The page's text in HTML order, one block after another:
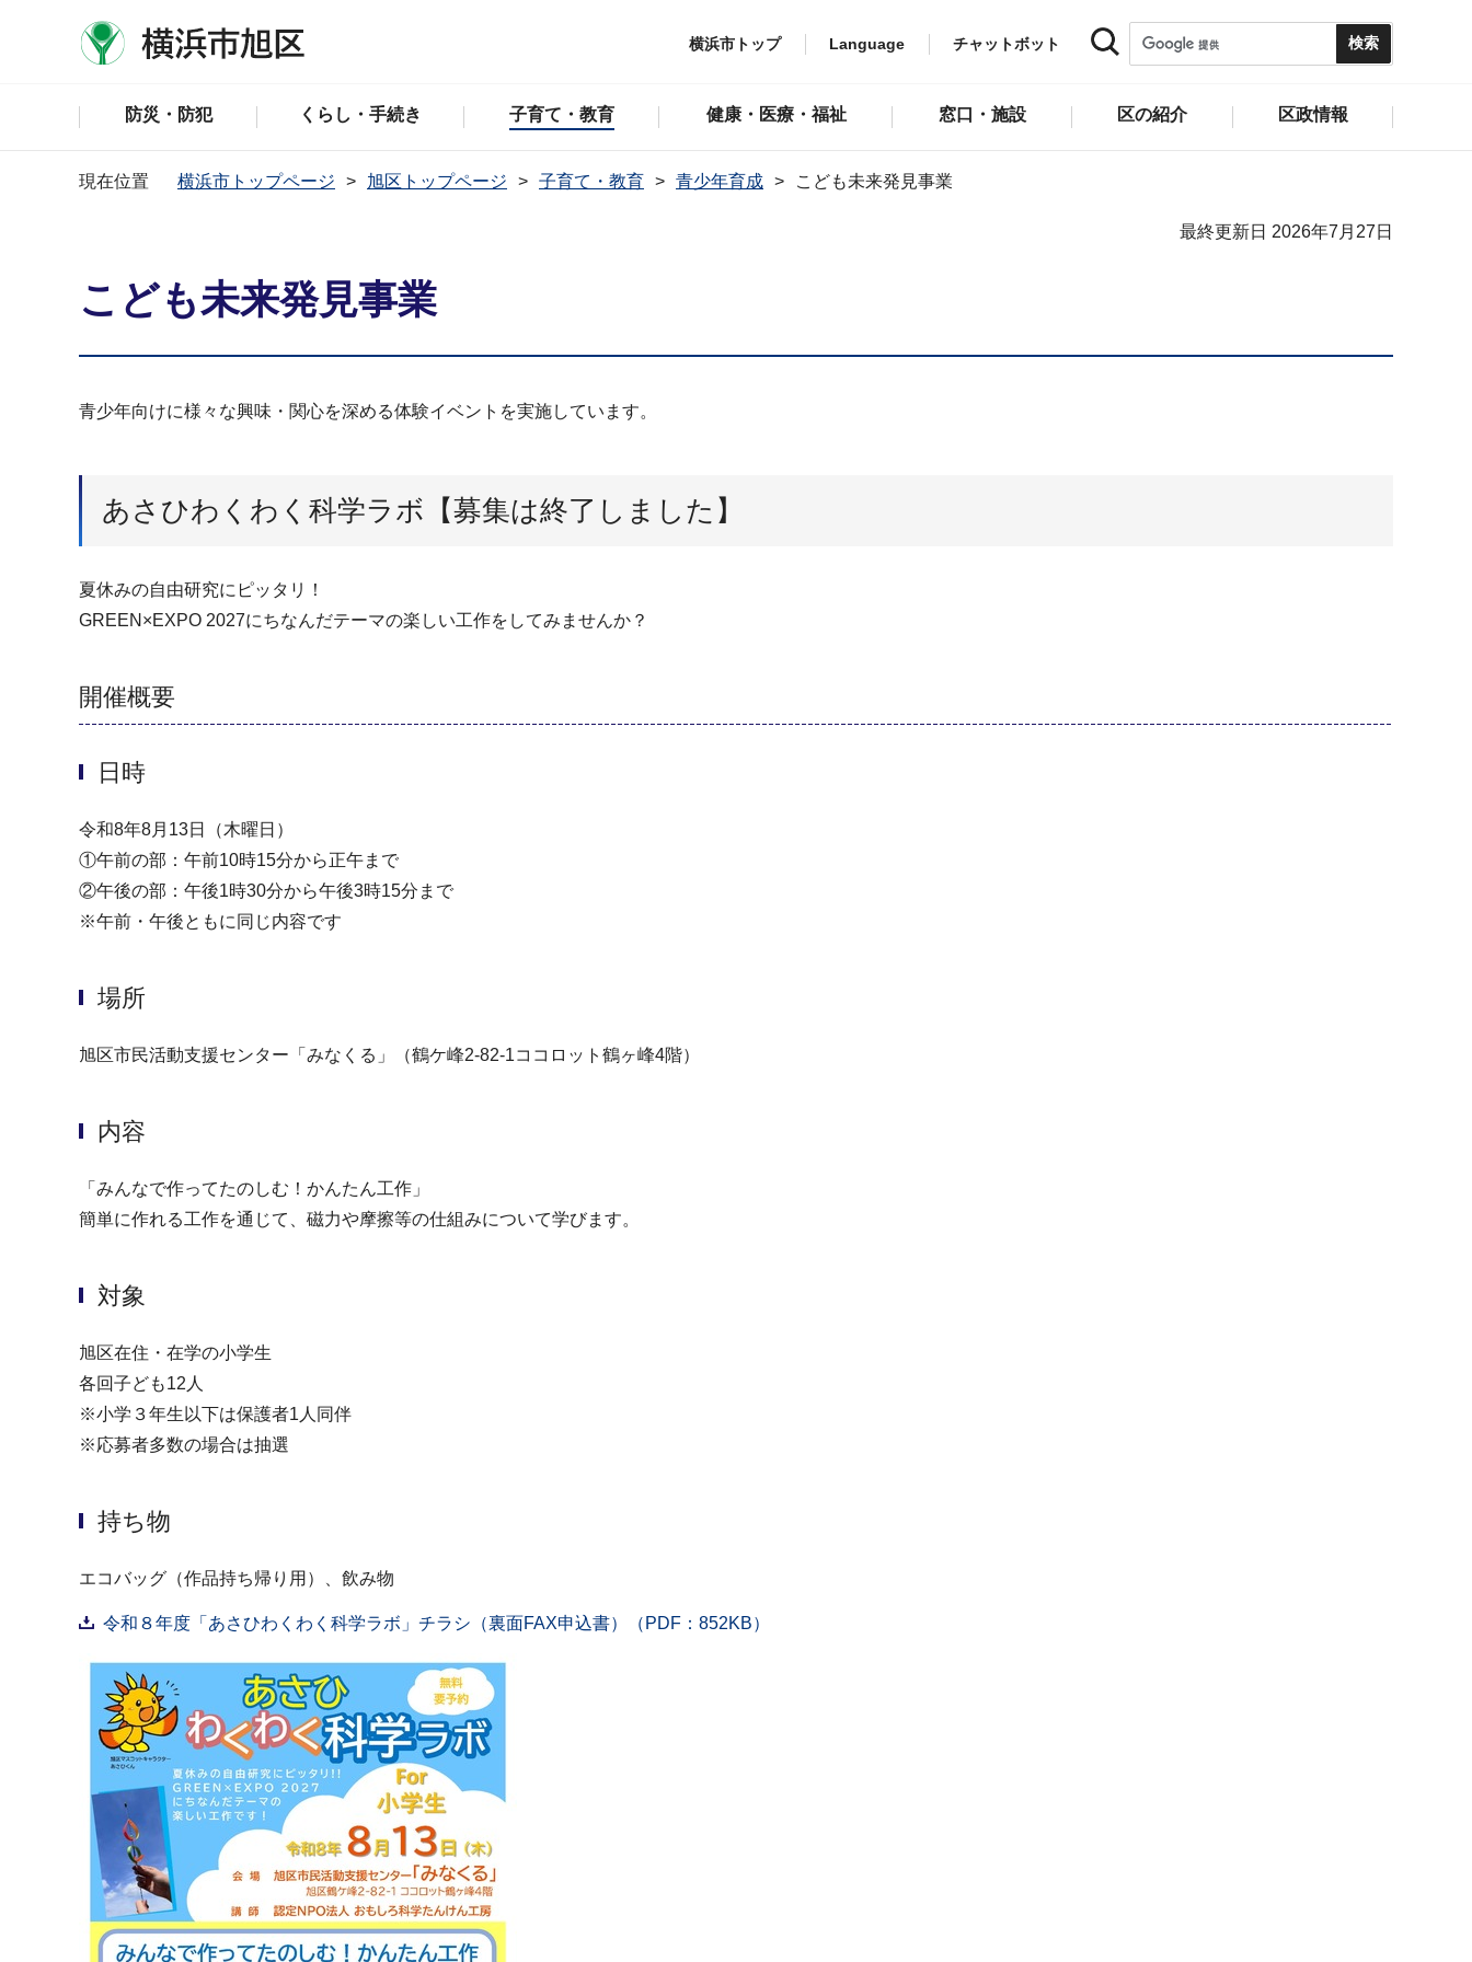
横浜市トップ Language チャットボット
防災・防犯 くらし・手続き 子育て・教育 健康・医療・福祉 窓口・施設 区の紹介 区政情報
現在位置 横浜市トップページ 旭区トップページ 子育て・教育 青少年育成 こども未来発見事業
最終更新日 2026年7月27日
こども未来発見事業
青少年向けに様々な興味・関心を深める体験イベントを実施しています。
あさひわくわく科学ラボ【募集は終了しました】
夏休みの自由研究にピッタリ！
GREEN×EXPO 2027にちなんだテーマの楽しい工作をしてみませんか？
開催概要
日時
令和8年8月13日（木曜日）
①午前の部：午前10時15分から正午まで
②午後の部：午後1時30分から午後3時15分まで
※午前・午後ともに同じ内容です
場所
旭区市民活動支援センター「みなくる」（鶴ケ峰2-82-1ココロット鶴ヶ峰4階）
内容
「みんなで作ってたのしむ！かんたん工作」
簡単に作れる工作を通じて、磁力や摩擦等の仕組みについて学びます。
対象
旭区在住・在学の小学生
各回子ども12人
※小学３年生以下は保護者1人同伴
※応募者多数の場合は抽選
持ち物
エコバッグ（作品持ち帰り用）、飲み物
令和８年度「あさひわくわく科学ラボ」チラシ（裏面FAX申込書）（PDF：852KB）